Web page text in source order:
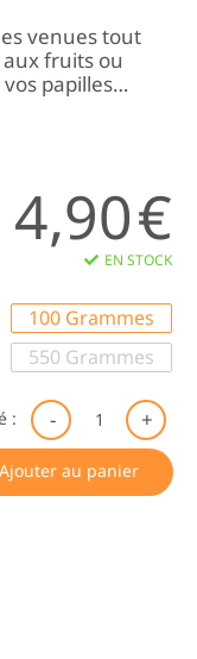
venues tout
fruits ou
papilles…
4,90€
EN STOCK
100 Grammes
550 Grammes
:
Ajouter au panier